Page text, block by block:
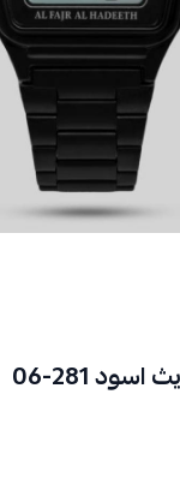
281-06